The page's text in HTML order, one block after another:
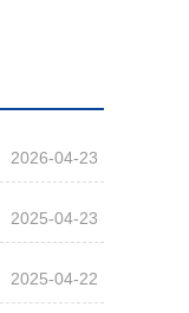
2026-04-23
2025-04-23
2025-04-22